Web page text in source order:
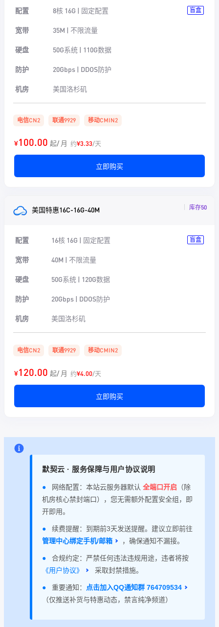
配置 8核 16G | 固定配置 盲盒
宽带 35M | 不限流量
硬盘 50G系统 | 110G数据
防护 20Gbps | DDOS防护
机房 美国洛杉矶
电信CN2 联通9929 移动CMIN2
¥100.00 起/ 月 约¥3.33/天
立即购买
美国特惠16C-16G-40M 库存50
配置 16核 16G | 固定配置 盲盒
宽带 40M | 不限流量
硬盘 50G系统 | 120G数据
防护 20Gbps | DDOS防护
机房 美国洛杉矶
电信CN2 联通9929 移动CMIN2
¥120.00 起/ 月 约¥4.00/天
立即购买
默契云 · 服务保障与用户协议说明
● 网络配置：本站云服务器默认 全端口开启 （除
机房核心禁封端口），您无需额外配置安全组，即
开即用。
●
续费提醒：到期前3天发送提醒。建议立即前往
管理中心绑定手机/邮箱
，确保通知不漏接。
●
合规约定：严禁任何违法违规用途，违者将按
《用户协议》
采取封禁措施。
● 重要通知：
点击加入QQ通知群 764709534
（仅推送补货与特惠动态，禁言纯净频道）